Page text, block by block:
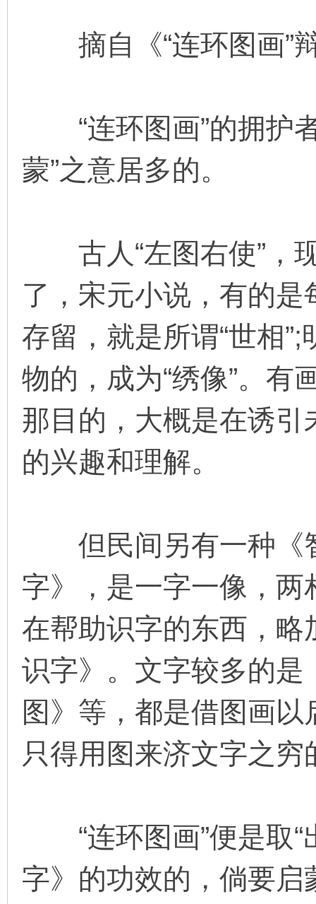
摘自《“连环图画”
“连环图画”的拥护
蒙”之意居多的。
古人“左图右使”，
了，宋元小说，有的
存留，就是所谓“世相
物的，成为“绣像”。有
那目的，大概是在诱
的兴趣和理解。
但民间另有一种《
字》，是一字一像，
在帮助识字的东西，
识字》。文字较多的
图》等，都是借图画
只得用图来济文字之穷
“连环图画”便是取“
字》的功效的，倘要